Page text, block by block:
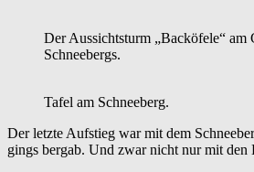
Der Aussichtsturm „Backöfele“ am
Schneebergs.
Tafel am Schneeberg.
Der letzte Aufstieg war mit dem
gings bergab. Und zwar nicht nur mit